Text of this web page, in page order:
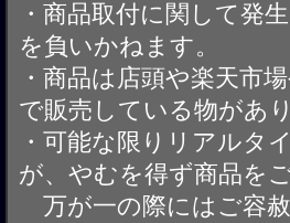
・商品取付に関して発
を負いかねます。
・商品は店頭や楽天市
で販売している物があ
・可能な限りリアルタ
が、やむを得ず商品を
万が一の際にはご容